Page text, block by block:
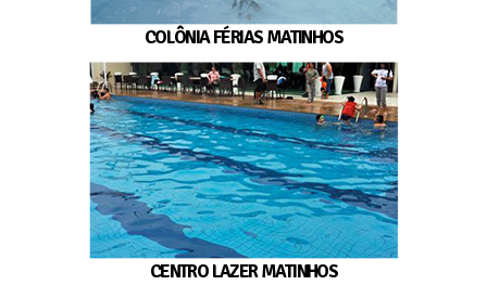
COLÔNIA FÉRIAS MATINHOS
CENTRO LAZER MATINHOS